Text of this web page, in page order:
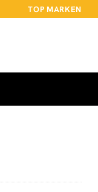
TOP MARKEN